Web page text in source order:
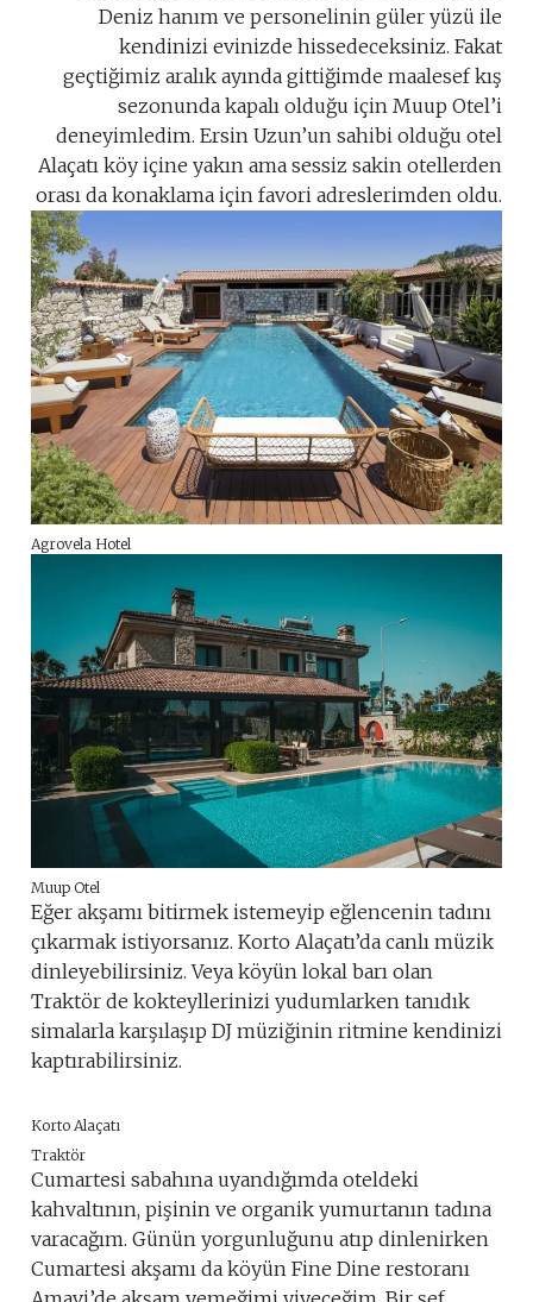
Deniz hanım ve personelinin güler yüzü ile
kendinizi evinizde hissedeceksiniz. Fakat
geçtiğimiz aralık ayında gittiğimde maalesef kış
sezonunda kapalı olduğu için Muup Otel’i
deneyimledim. Ersin Uzun’un sahibi olduğu otel
Alaçatı köy içine yakın ama sessiz sakin otellerden
orası da konaklama için favori adreslerimden oldu.
Agrovela Hotel
Muup Otel
Eğer akşamı bitirmek istemeyip eğlencenin tadını
çıkarmak istiyorsanız. Korto Alaçatı’da canlı müzik
dinleyebilirsiniz. Veya köyün lokal barı olan
Traktör de kokteyllerinizi yudumlarken tanıdık
simalarla karşılaşıp DJ müziğinin ritmine kendinizi
kaptırabilirsiniz.
Korto Alaçatı
Traktör
Cumartesi sabahına uyandığımda oteldeki
kahvaltının, pişinin ve organik yumurtanın tadına
varacağım. Günün yorgunluğunu atıp dinlenirken
Cumartesi akşamı da köyün Fine Dine restoranı